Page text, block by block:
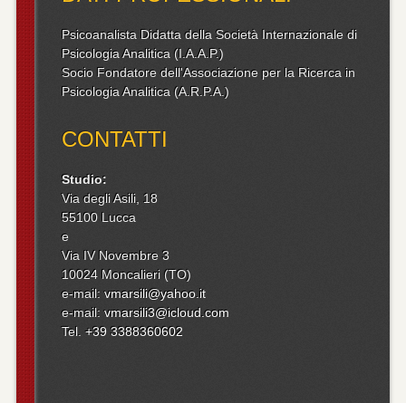
Psicoanalista Didatta della Società Internazionale di
Psicologia Analitica (I.A.A.P.)
Socio Fondatore dell'Associazione per la Ricerca in
Psicologia Analitica (A.R.P.A.)
CONTATTI
Studio:
Via degli Asili, 18
55100 Lucca
e
Via IV Novembre 3
10024 Moncalieri (TO)
e-mail:vmarsili@yahoo.it
e-mail:vmarsili3@icloud.com
Tel. +39 3388360602